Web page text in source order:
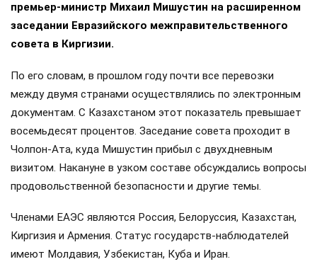
премьер-министр Михаил Мишустин на расширенном
заседании Евразийского межправительственного
совета в Киргизии.
По его словам, в прошлом году почти все перевозки
между двумя странами осуществлялись по электронным
документам. С Казахстаном этот показатель превышает
восемьдесят процентов. Заседание совета проходит в
Чолпон-Ата, куда Мишустин прибыл с двухдневным
визитом. Накануне в узком составе обсуждались вопросы
продовольственной безопасности и другие темы.
Членами ЕАЭС являются Россия, Белоруссия, Казахстан,
Киргизия и Армения. Статус государств-наблюдателей
имеют Молдавия, Узбекистан, Куба и Иран.